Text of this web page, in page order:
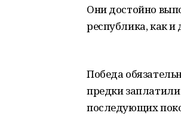
Они достойно
республика, как и
Победа
предки
последующих